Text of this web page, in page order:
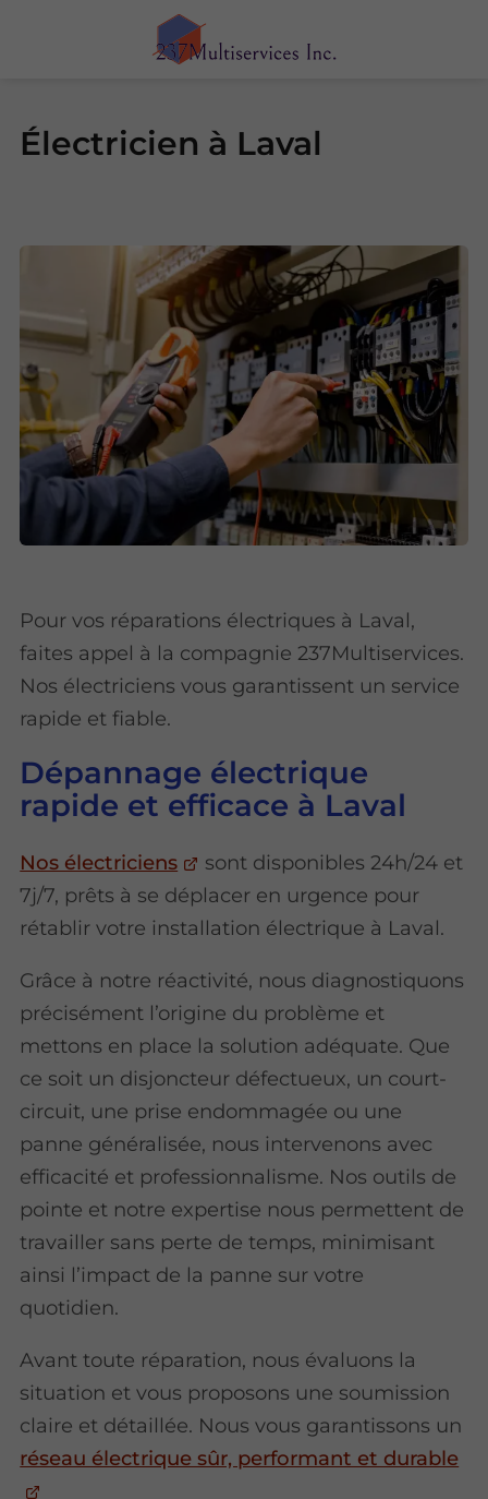
Électricien à Laval
Pour vos réparations électriques à Laval,
faites appel à la compagnie 237Multiservices.
Nos électriciens vous garantissent un service
rapide et fiable.
Dépannage électrique
rapide et efficace à Laval
Nos électriciens
sont disponibles 24h/24 et
7j/7, prêts à se déplacer en urgence pour
rétablir votre installation électrique à Laval.
Grâce à notre réactivité, nous diagnostiquons
précisément l’origine du problème et
mettons en place la solution adéquate. Que
ce soit un disjoncteur défectueux, un court-
circuit, une prise endommagée ou une
panne généralisée, nous intervenons avec
efficacité et professionnalisme. Nos outils de
pointe et notre expertise nous permettent de
travailler sans perte de temps, minimisant
ainsi l’impact de la panne sur votre
quotidien.
Avant toute réparation, nous évaluons la
situation et vous proposons une soumission
claire et détaillée. Nous vous garantissons un
réseau électrique sûr, performant et durable